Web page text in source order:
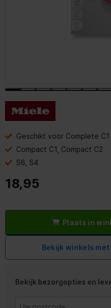
Geschikt voor Complete C1
Compact C1, Compact C2
S6, S4
18,95
Plaats in
Bekijk winkels
Bekijk bezorgopties en